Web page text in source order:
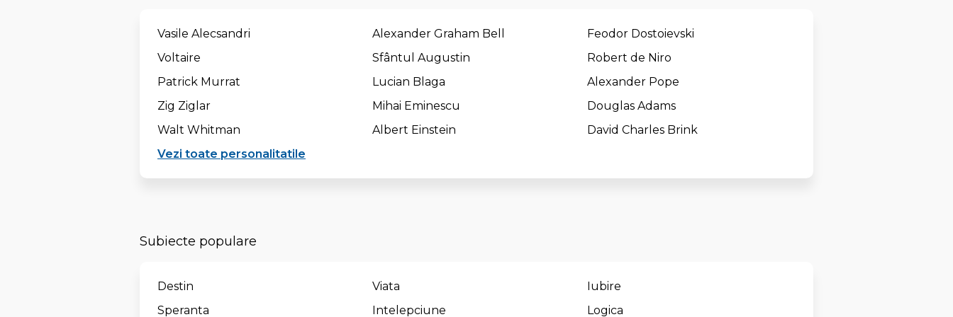
Vasile Alecsandri Alexander Graham Bell
Feodor Dostoievski
Voltaire
Sfântul Augustin
Robert de Niro
Patrick Murrat
Lucian Blaga
Alexander Pope
Zig Ziglar
Mihai Eminescu
Douglas Adams
Walt Whitman
Albert Einstein
David Charles Brink
Vezi toate personalitatile
Subiecte populare
Destin Viata
Iubire
Speranta
Intelepciune Logica